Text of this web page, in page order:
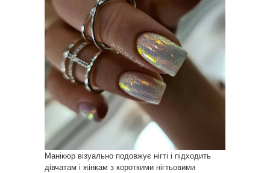
Манікюр візуально подовжує нігті і підходить
дівчатам і жінкам з короткими нігтьовими